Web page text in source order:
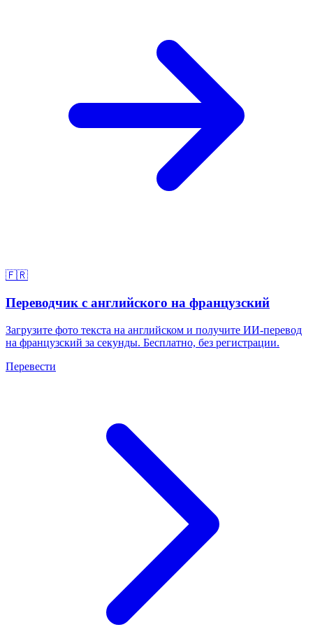
🇫🇷
Переводчик с английского на французский
Загрузите фото текста на английском и получите ИИ-перевод
на французский за секунды. Бесплатно, без регистрации.
Перевести